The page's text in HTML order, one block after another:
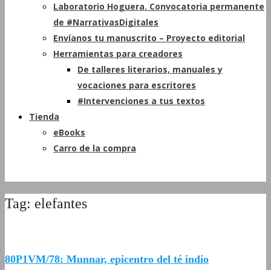
Laboratorio Hoguera. Convocatoria permanente
de #NarrativasDigitales
Envíanos tu manuscrito – Proyecto editorial
Herramientas para creadores
De talleres literarios, manuales y
vocaciones para escritores
#Intervenciones a tus textos
Tienda
eBooks
Carro de la compra
Tag: elefantes
80P1VM/78: Munnar, epicentro del té indio